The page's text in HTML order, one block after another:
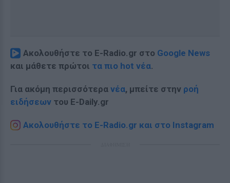
Ακολουθήστε το E-Radio.gr στο Google News
και μάθετε πρώτοι τα πιο hot νέα.
Για ακόμη περισσότερα νέα, μπείτε στην ροή
ειδήσεων του E-Daily.gr
Ακολουθήστε το E-Radio.gr και στο Instagram